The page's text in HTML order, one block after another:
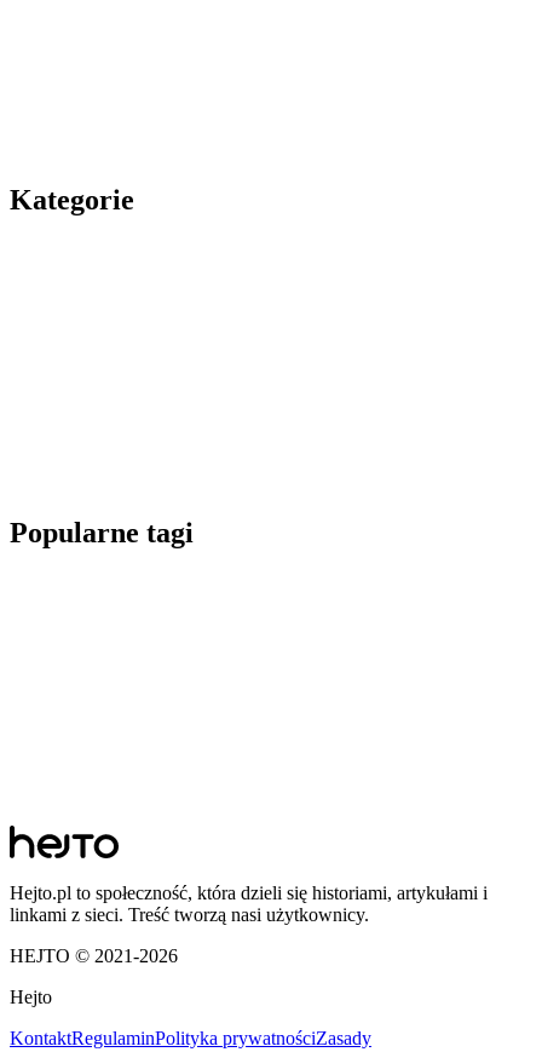
Kategorie
Popularne tagi
Hejto.pl to społeczność, która dzieli się historiami, artykułami i
linkami z sieci. Treść tworzą nasi użytkownicy.
HEJTO © 2021-2026
Hejto
KontaktRegulaminPolityka prywatnościZasady